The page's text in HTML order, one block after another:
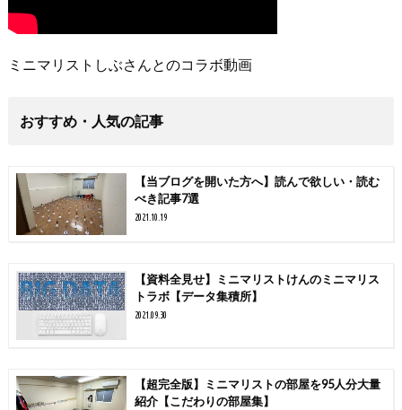
ミニマリストしぶさんとのコラボ動画
おすすめ・人気の記事
【当ブログを開いた方へ】読んで欲しい・読む
べき記事7選
2021.10.19
【資料全見せ】ミニマリストけんのミニマリス
トラボ【データ集積所】
2021.09.30
【超完全版】ミニマリストの部屋を95人分大量
紹介【こだわりの部屋集】